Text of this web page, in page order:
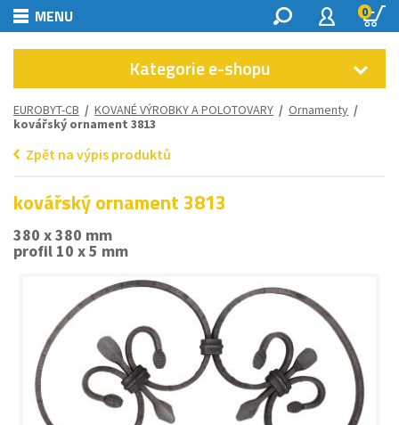
MENU 0
Kategorie e-shopu
EUROBYT-CB / KOVANÉ VÝROBKY A POLOTOVARY / Ornamenty /
kovářský ornament 3813
Zpět na výpis produktů
kovářský ornament 3813
380 x 380 mm
profil 10 x 5 mm